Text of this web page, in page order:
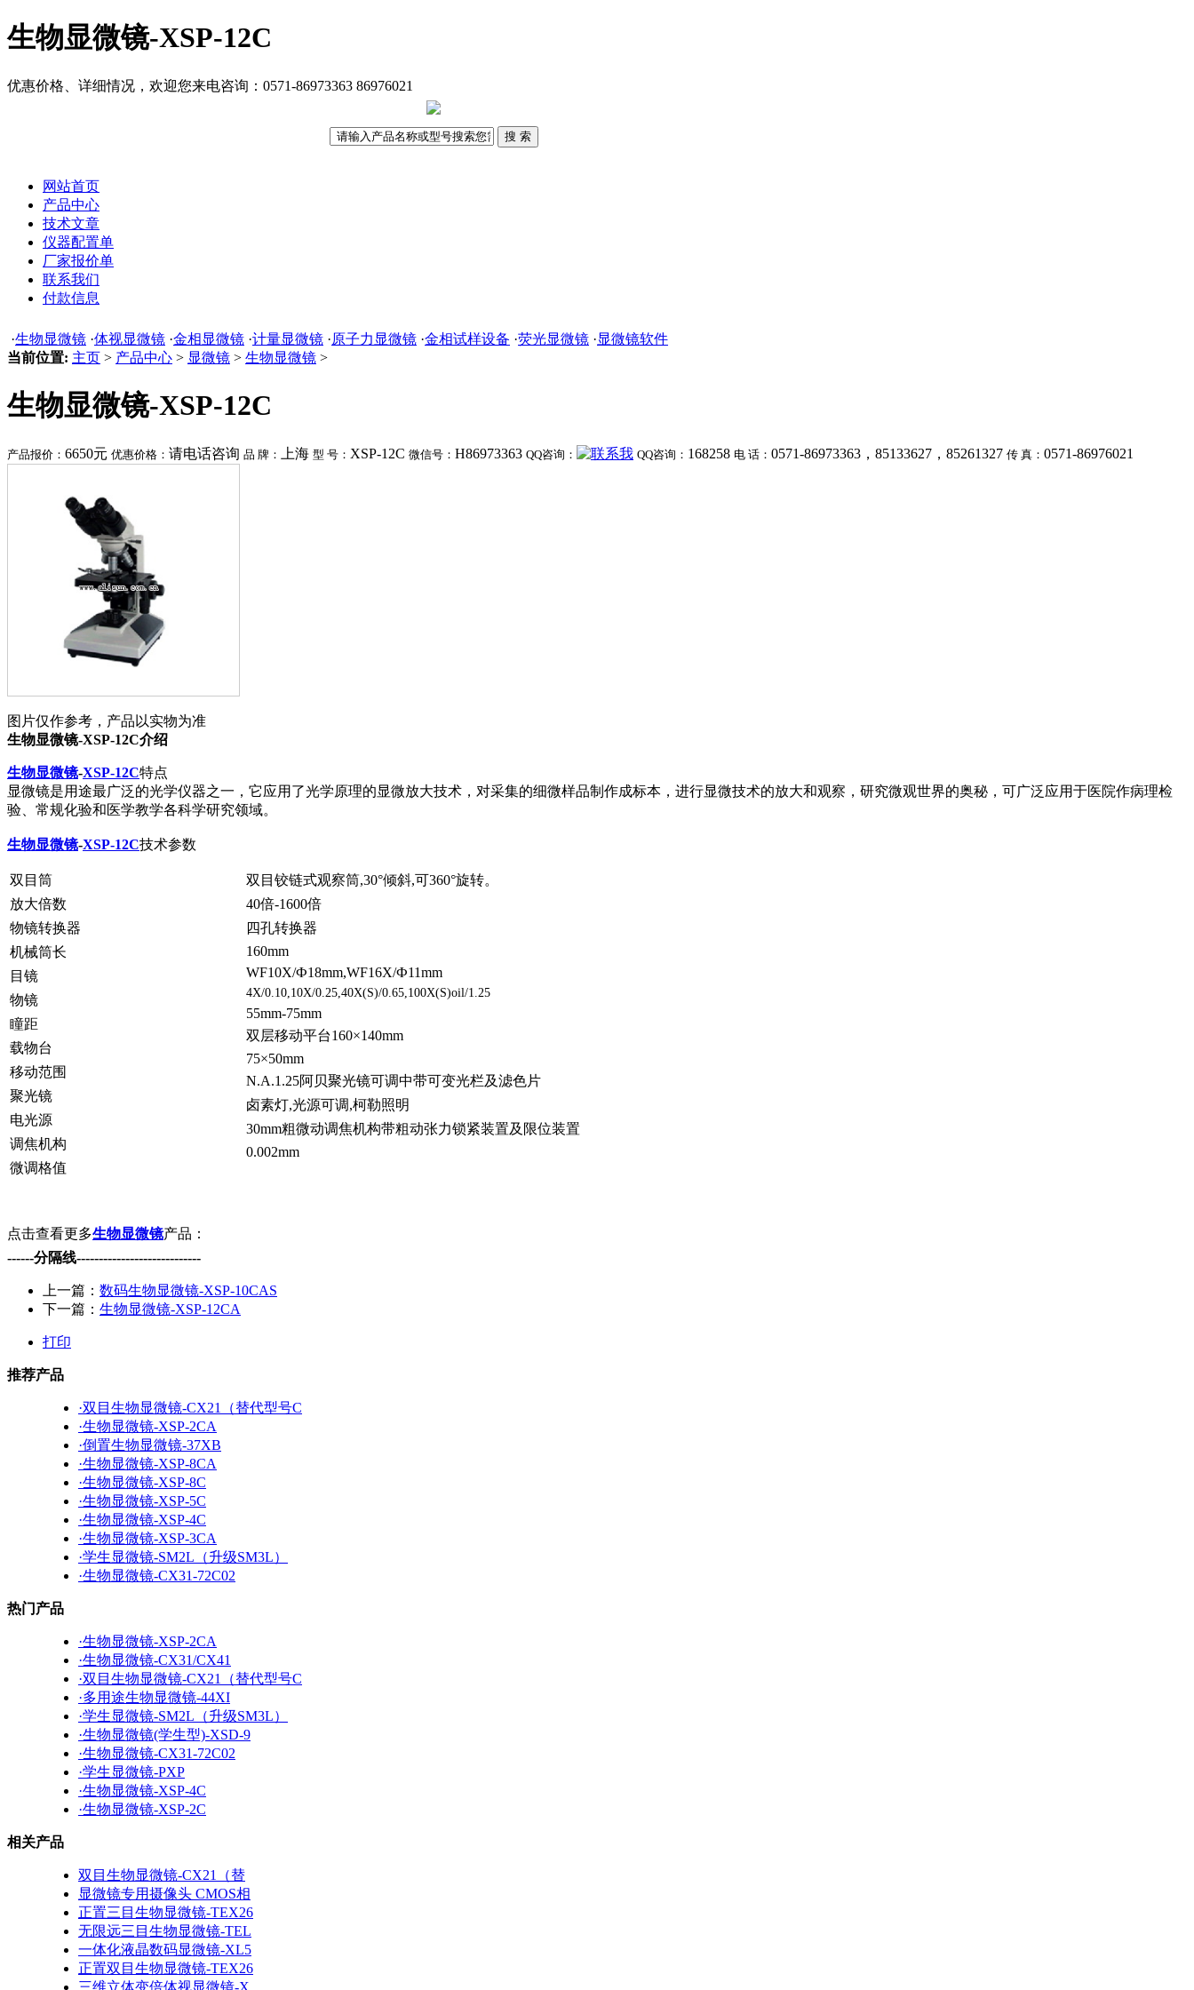
生物显微镜-XSP-12C
优惠价格、详细情况，欢迎您来电咨询：0571-86973363 86976021
网站首页
产品中心
技术文章
仪器配置单
厂家报价单
联系我们
付款信息
·生物显微镜 ·体视显微镜 ·金相显微镜 ·计量显微镜 ·原子力显微镜 ·金相试样设备 ·荧光显微镜 ·显微镜软件
当前位置: 主页 > 产品中心 > 显微镜 > 生物显微镜 >
生物显微镜-XSP-12C
产品报价： 6650元 优惠价格： 请电话咨询 品 牌： 上海 型 号： XSP-12C 微信号： H86973363 QQ咨询： QQ咨询： 168258 电 话： 0571-86973363，85133627，85261327 传 真： 0571-86976021
图片仅作参考，产品以实物为准
生物显微镜-XSP-12C介绍
生物显微镜-XSP-12C特点
显微镜是用途最广泛的光学仪器之一，它应用了光学原理的显微放大技术，对采集的细微样品制作成标本，进行显微技术的放大和观察，研究微观世界的奥秘，可广泛应用于医院作病理检
验、常规化验和医学教学各科学研究领域。
生物显微镜-XSP-12C技术参数
双目筒
放大倍数
物镜转换器
机械筒长
目镜
物镜
瞳距
载物台
移动范围
聚光镜
电光源
调焦机构
微调格值
双目铰链式观察筒,30°倾斜,可360°旋转。
40倍-1600倍
四孔转换器
160mm
WF10X/Ф18mm,WF16X/Ф11mm
4X/0.10,10X/0.25,40X(S)/0.65,100X(S)oil/1.25
55mm-75mm
双层移动平台160×140mm
75×50mm
N.A.1.25阿贝聚光镜可调中带可变光栏及滤色片
卤素灯,光源可调,柯勒照明
30mm粗微动调焦机构带粗动张力锁紧装置及限位装置
0.002mm
点击查看更多生物显微镜产品：
相关标签：
------分隔线----------------------------
上一篇： 数码生物显微镜-XSP-10CAS
下一篇： 生物显微镜-XSP-12CA
打印
推荐产品
·双目生物显微镜-CX21（替代型号C
·生物显微镜-XSP-2CA
·倒置生物显微镜-37XB
·生物显微镜-XSP-8CA
·生物显微镜-XSP-8C
·生物显微镜-XSP-5C
·生物显微镜-XSP-4C
·生物显微镜-XSP-3CA
·学生显微镜-SM2L（升级SM3L）
·生物显微镜-CX31-72C02
热门产品
·生物显微镜-XSP-2CA
·生物显微镜-CX31/CX41
·双目生物显微镜-CX21（替代型号C
·多用途生物显微镜-44XI
·学生显微镜-SM2L（升级SM3L）
·生物显微镜(学生型)-XSD-9
·生物显微镜-CX31-72C02
·学生显微镜-PXP
·生物显微镜-XSP-4C
·生物显微镜-XSP-2C
相关产品
双目生物显微镜-CX21（替
显微镜专用摄像头 CMOS相
正置三目生物显微镜-TEX26
无限远三目生物显微镜-TEL
一体化液晶数码显微镜-XL5
正置双目生物显微镜-TEX26
三维立体变倍体视显微镜-X